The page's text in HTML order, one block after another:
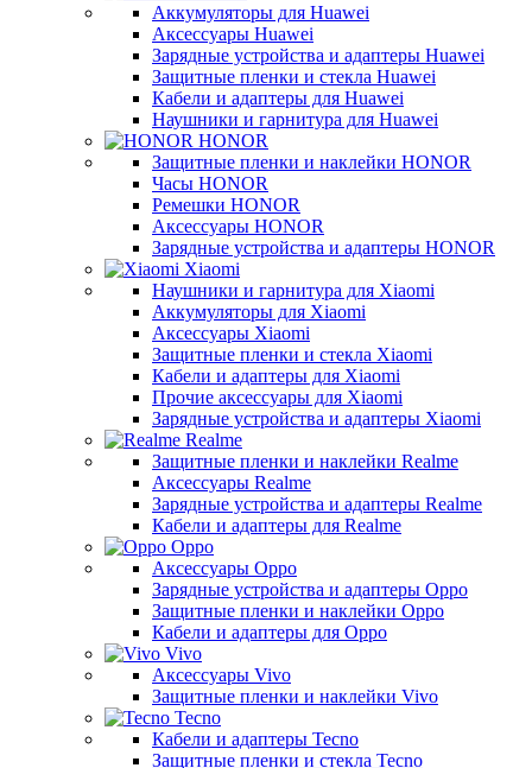
Аккумуляторы для Huawei
Аксессуары Huawei
Зарядные устройства и адаптеры Huawei
Защитные пленки и стекла Huawei
Кабели и адаптеры для Huawei
Наушники и гарнитура для Huawei
HONOR
Защитные пленки и наклейки HONOR
Часы HONOR
Ремешки HONOR
Аксессуары HONOR
Зарядные устройства и адаптеры HONOR
Xiaomi
Наушники и гарнитура для Xiaomi
Аккумуляторы для Xiaomi
Аксессуары Xiaomi
Защитные пленки и стекла Xiaomi
Кабели и адаптеры для Xiaomi
Прочие аксессуары для Xiaomi
Зарядные устройства и адаптеры Xiaomi
Realme
Защитные пленки и наклейки Realme
Аксессуары Realme
Зарядные устройства и адаптеры Realme
Кабели и адаптеры для Realme
Oppo
Аксессуары Oppo
Зарядные устройства и адаптеры Oppo
Защитные пленки и наклейки Oppo
Кабели и адаптеры для Oppo
Vivo
Аксессуары Vivo
Защитные пленки и наклейки Vivo
Tecno
Кабели и адаптеры Tecno
Защитные пленки и стекла Tecno